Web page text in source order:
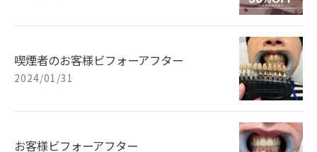
喫煙者のお客様ビフォーアフター
2024/01/31
お客様ビフォーアフター